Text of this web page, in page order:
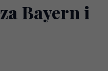
Bayern i